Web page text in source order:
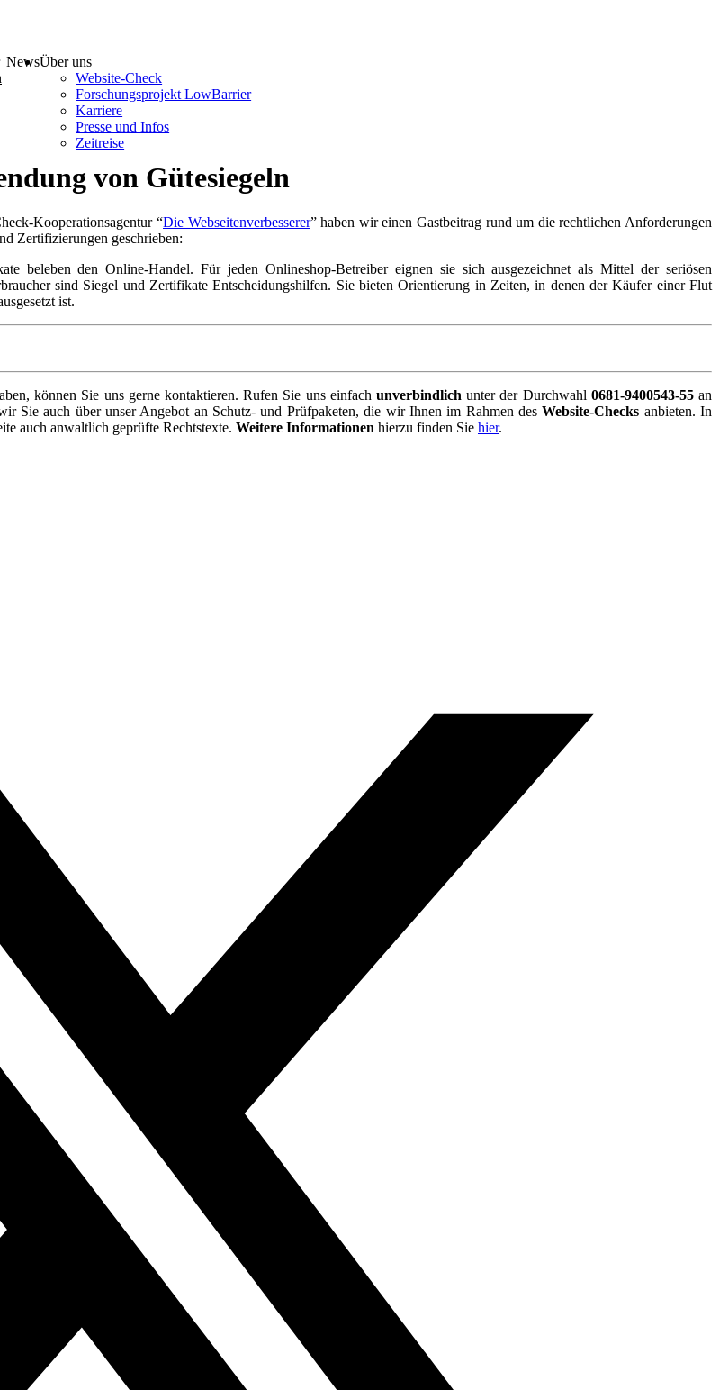
NewsÜber uns
Website-Check
Forschungsprojekt LowBarrier
Karriere
Presse und Infos
Zeitreise
von Gütesiegeln
Kooperationsagentur “Die Webseitenverbesserer” haben wir einen Gastbeitrag rund um die rechtlichen Anforderungen
Zertifizierungen geschrieben:
beleben den Online-Handel. Für jeden Onlineshop-Betreiber eignen sie sich ausgezeichnet als Mittel der seriösen
sind Siegel und Zertifikate Entscheidungshilfen. Sie bieten Orientierung in Zeiten, in denen der Käufer einer Flut
ist.
können Sie uns gerne kontaktieren. Rufen Sie uns einfach unverbindlich unter der Durchwahl 0681-9400543-55an
Sie auch über unser Angebot an Schutz- und Prüfpaketen, die wir Ihnen im Rahmen desWebsite-Checks anbieten. In
auch anwaltlich geprüfte Rechtstexte. Weitere Informationen hierzu finden Sie hier.